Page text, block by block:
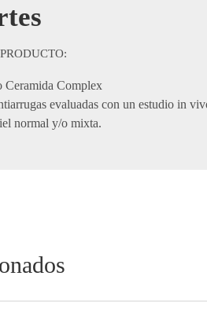
Ceramida Complex
evaluadas con un estudio in
normal y/o mixta.​